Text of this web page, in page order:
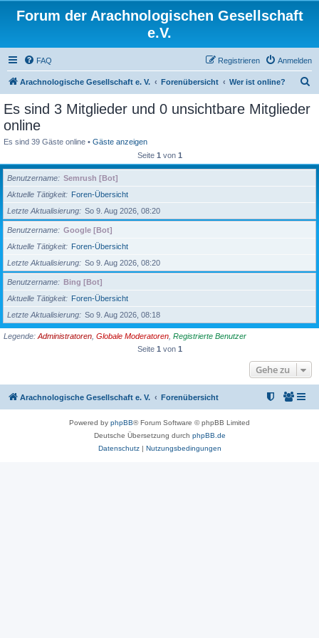
Forum der Arachnologischen Gesellschaft
e.V.
FAQ Anmelden
Registrieren
Arachnologische Gesellschaft e. V. Forenübersicht Wer ist online?
Es sind 3 Mitglieder und 0 unsichtbare Mitglieder
online
Es sind 39 Gäste online • Gäste anzeigen
Seite 1 von 1
Benutzername
Semrush [Bot]
Aktuelle Tätigkeit
Foren-Übersicht
Letzte Aktualisierung
So 9. Aug 2026, 08:20
Benutzername
Google [Bot]
Aktuelle Tätigkeit
Foren-Übersicht
Letzte Aktualisierung
So 9. Aug 2026, 08:20
Benutzername
Bing [Bot]
Aktuelle Tätigkeit
Foren-Übersicht
Letzte Aktualisierung
So 9. Aug 2026, 08:18
Legende: Administratoren Globale Moderatoren Registrierte Benutzer
Seite 1 von 1
Gehe zu
Arachnologische Gesellschaft e. V. Forenübersicht
Powered by phpBB® Forum Software © phpBB Limited
Deutsche Übersetzung durch phpBB.de
Datenschutz| Nutzungsbedingungen